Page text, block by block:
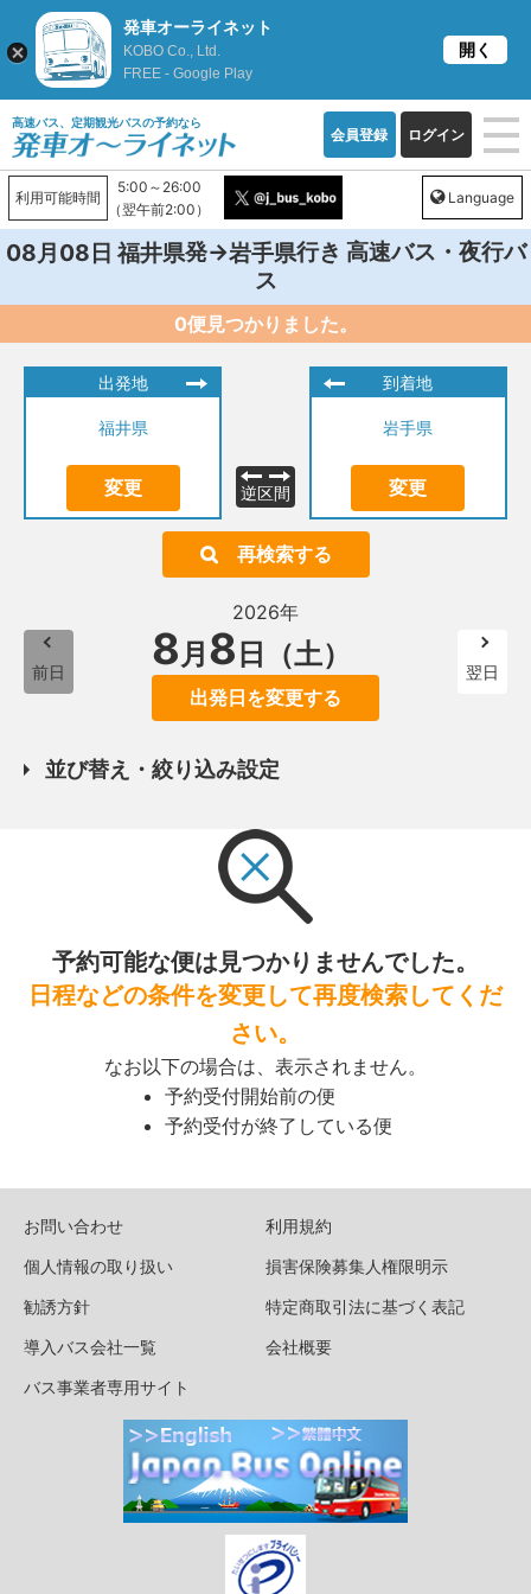
高速バス、定期観光バスの予約なら
会員登録 ログイン
利用可能時間
5:00～26:00
（翌午前2:00）
Language
08月08日福井県発→岩手県行き 高速バス・夜行バ
ス
0便見つかりました。
出発地
福井県
変更 逆区間
到着地
岩手県
変更
再検索する
前日
2026年
8月 8 日（土）
出発日を変更する
翌日
並び替え・絞り込み設定
予約可能な便は見つかりませんでした。
日程などの条件を変更して再度検索してくだ
さい。
なお以下の場合は、表示されません。
予約受付開始前の便
予約受付が終了している便
お問い合わせ
利用規約
個人情報の取り扱い
損害保険募集人権限明示
勧誘方針
特定商取引法に基づく表記
導入バス会社一覧
会社概要
バス事業者専用サイト
発車オーライネット
KOBO Co., Ltd.
FREE - Google Play
開く